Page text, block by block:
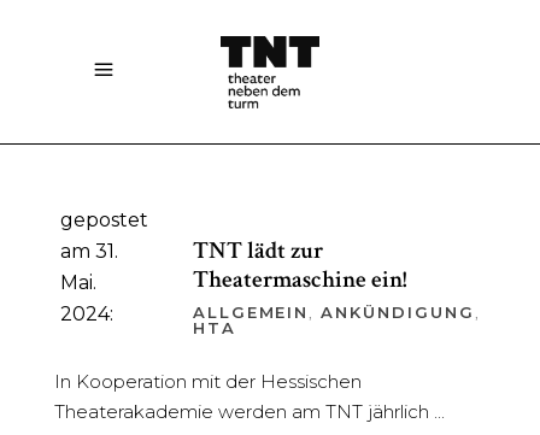
gepostet
am 31.
Mai.
2024:
TNT lädt zur
Theatermaschine ein!
ALLGEMEIN ,ANKÜNDIGUNG
HTA
In Kooperation mit der Hessischen
Theaterakademie werden am TNT jährlich